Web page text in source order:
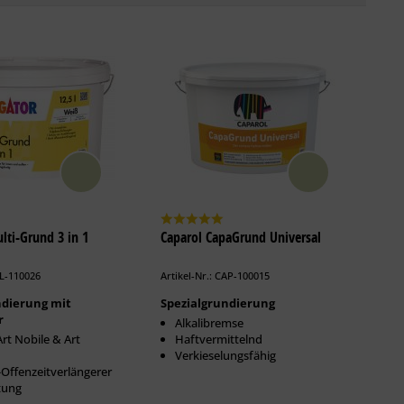
Grund 3 in 1
110026
mit
Nobile & Art
Caparol CapaGrund Universal
Artikel-Nr.: CAP-100015
Spezialgrundierung
Alkalibremse
Haftvermittelnd
Verkieselungsfähig